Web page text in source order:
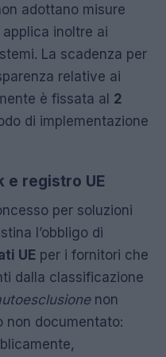
adottano misure
inoltre ai
La scadenza per
relative ai
è fissata al 2
di implementazione
e registro UE
per soluzioni
l’obbligo di
UE per i fornitori che
dalla classificazione
non
non documentato: